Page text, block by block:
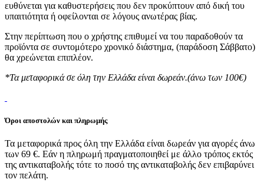
ευθύνεται για καθυστερήσεις που δεν προκύπτουν από δική του
υπαιτιότητα ή οφείλονται σε λόγους ανωτέρας βίας.
Στην περίπτωση που ο χρήστης επιθυμεί να του παραδοθούν τα
προϊόντα σε συντομότερο χρονικό διάστημα, (παράδοση Σάββατο)
θα χρεώνεται επιπλέον.
*Τα μεταφορικά σε όλη την Ελλάδα είναι δωρεάν.(άνω των 100€)
Όροι αποστολών και πληρωμής
Τα μεταφορικά προς όλη την Ελλάδα είναι δωρεάν για αγορές άνω
των 69 €. Εάν η πληρωμή πραγματοποιηθεί με άλλο τρόπος εκτός
της αντικαταβολής τότε το ποσό της αντικαταβολής δεν επιβαρύνει
τον πελάτη.